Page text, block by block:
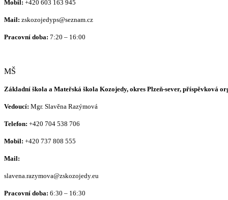
Mobil: +420 603 163 945
Mail: zskozojedyps@seznam.cz
Pracovní doba: 7:20 – 16:00
MŠ
Základní škola a Mateřská škola Kozojedy, okres Plzeň-sever, příspěvková
Vedoucí: Mgr. Slavěna Razýmová
Telefon: +420 704 538 706
Mobil: +420 737 808 555
Mail:
slavena.razymova@zskozojedy.eu
Pracovní doba: 6:30 – 16:30